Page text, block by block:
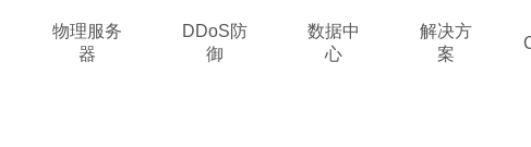
物理服务
器
DDoS防
御
数据中
心
解决方
案